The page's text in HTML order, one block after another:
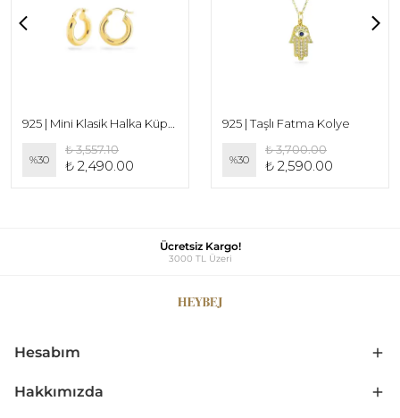
%30
₺ 3,557.10
₺ 2,490.00
925 | Taşlı Fatma Kolye
%30
₺ 3,700.00
₺ 2,590.00
Ücretsiz Kargo!
3000 TL Üzeri
Hesabım
Hakkımızda